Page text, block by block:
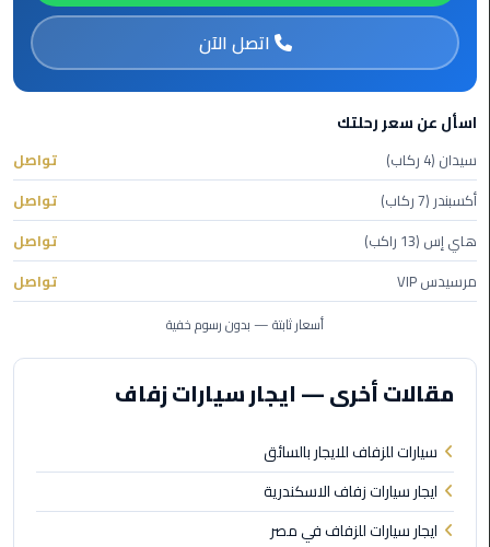
ليموزين
السخنة
ليموزين
مطار
ليموزين
القاهرة
اسكندرية
ليموزين
برج
العرب
المطار
الخط
الساخن
اتصل الآن
اسأل عن سعر رحلتك
سيدان (4 ركاب)
تواصل
أكسبندر (7 ركاب)
تواصل
هاي إس (13 راكب)
تواصل
مرسيدس VIP
تواصل
أسعار ثابتة — بدون رسوم خفية
مقالات أخرى — ايجار سيارات زفاف
سيارات للزفاف للايجار بالسائق
ايجار سيارات زفاف الاسكندرية
ايجار سيارات للزفاف في مصر